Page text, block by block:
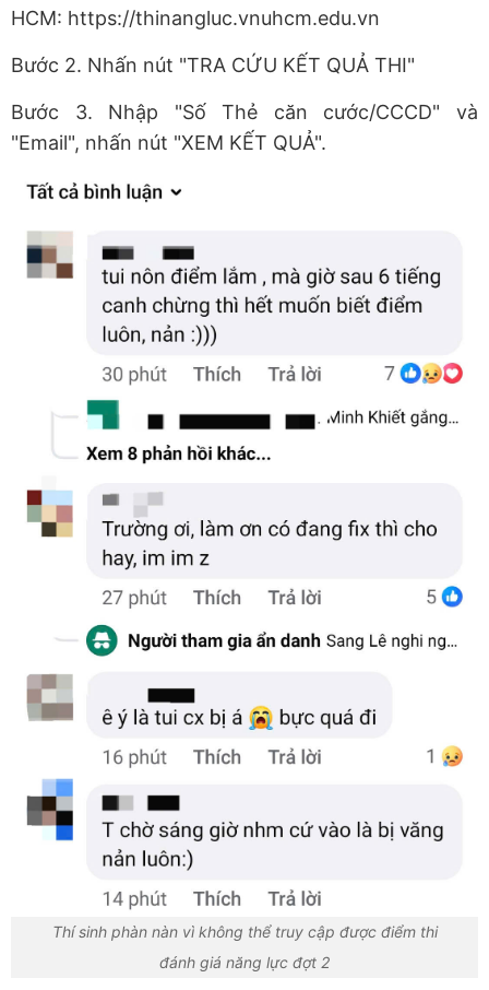
HCM: https://thinangluc.vnuhcm.edu.vn
Bước 2. Nhấn nút "TRA CỨU KẾT QUẢ THI"
Bước 3. Nhập "Số Thẻ căn cước/CCCD" và
"Email", nhấn nút "XEM KẾT QUẢ".
Thí sinh phàn nàn vì không thể truy cập được điểm thi
đánh giá năng lực đợt 2